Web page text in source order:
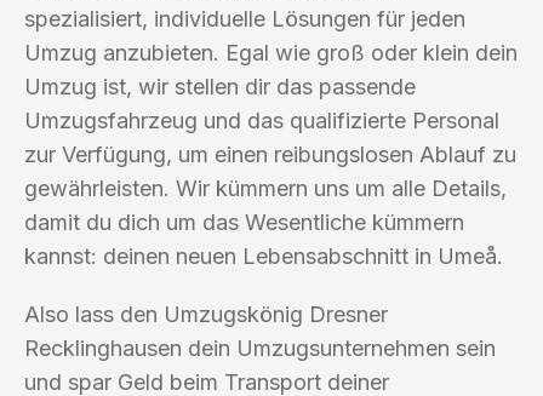
spezialisiert, individuelle Lösungen für jeden
Umzug anzubieten. Egal wie groß oder klein dein
Umzug ist, wir stellen dir das passende
Umzugsfahrzeug und das qualifizierte Personal
zur Verfügung, um einen reibungslosen Ablauf zu
gewährleisten. Wir kümmern uns um alle Details,
damit du dich um das Wesentliche kümmern
kannst: deinen neuen Lebensabschnitt in Umeå.
Also lass den Umzugskönig Dresner
Recklinghausen dein Umzugsunternehmen sein
und spar Geld beim Transport deiner